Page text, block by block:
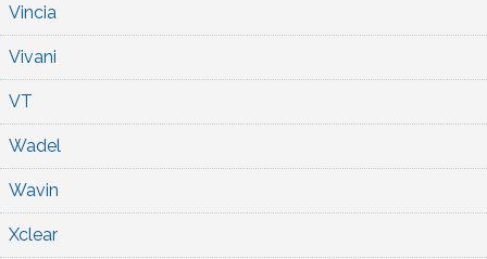
Vincia
Vivani
VT
Wadel
Wavin
Xclear